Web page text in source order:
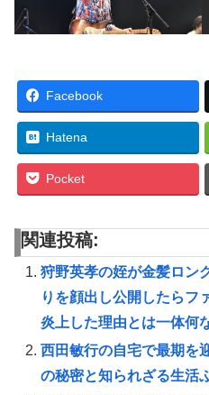
Facebook
Hatena
Pocket
関連投稿:
狩野英孝の姪が金髪ロン
りを顔出し公開したらフ
炎上した理由とは一体何
西田敏行の自宅で最期を
の秘密と知られざる生活